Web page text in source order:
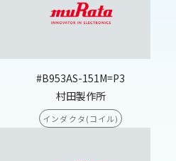
#B953AS-151M=P3
村田製作所
インダクタ(コイル)